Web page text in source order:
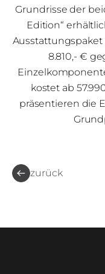
Grundrisse der
Edition“
Ausstattungspaket
8.810,- €
kostet ab
präsentieren die
zurück